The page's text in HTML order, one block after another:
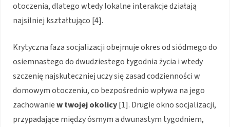
otoczenia, dlatego wtedy lokalne interakcje działają
najsilniej kształtująco [4].
Krytyczna faza socjalizacji obejmuje okres od siódmego do
osiemnastego do dwudziestego tygodnia życia i wtedy
szczenię najskuteczniej uczy się zasad codzienności w
domowym otoczeniu, co bezpośrednio wpływa na jego
zachowaniew twojej okolicy[1]. Drugie okno socjalizacji,
przypadające między ósmym a dwunastym tygodniem,